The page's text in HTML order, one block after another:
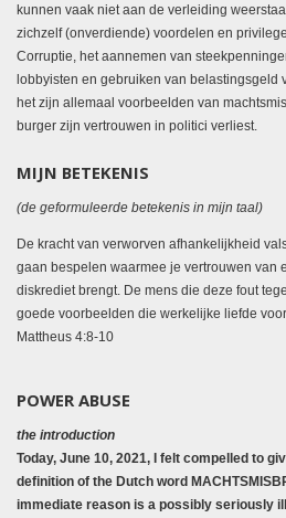
kunnen vaak niet aan de verleiding
zichzelf (onverdiende) voordelen en
Corruptie, het aannemen van
lobbyisten en gebruiken van belastingsgeld
het zijn allemaal voorbeelden van
burger zijn vertrouwen in politici verliest.
MIJN BETEKENIS
(de geformuleerde betekenis in mijn taal)
De kracht van verworven afhankelijkheid
gaan bespelen waarmee je vertrouwen van
diskrediet brengt. De mens die deze fout
goede voorbeelden die werkelijke liefde
Mattheus 4:8-10
POWER ABUSE
the introduction
Today, June 10, 2021, I felt compelled to
definition of the Dutch word
immediate reason is a possibly seriously